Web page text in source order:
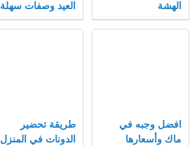
الهشة
العيد وصفات سهلة
وسريعة لفطور
افضل وجبه في
ماك وأسعارها
طريقة تحضير
الدونات في المنزل